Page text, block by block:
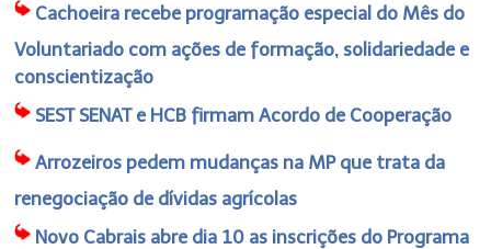
Cachoeira recebe programação especial do Mês do
Voluntariado com ações de formação, solidariedade e
conscientização
SEST SENAT e HCB firmam Acordo de Cooperação
Arrozeiros pedem mudanças na MP que trata da
renegociação de dívidas agrícolas
Novo Cabrais abre dia 10 as inscrições do Programa